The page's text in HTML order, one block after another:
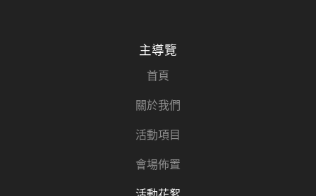
主導覽
首頁
關於我們
活動項目
會場佈置